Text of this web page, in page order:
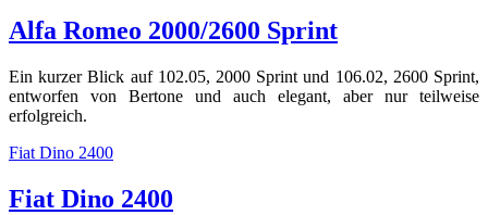
Alfa Romeo 2000/2600 Sprint
Ein kurzer Blick auf 102.05, 2000 Sprint und 106.02, 2600 Sprint,
entworfen von Bertone und auch elegant, aber nur teilweise
erfolgreich.
Fiat Dino 2400
Fiat Dino 2400